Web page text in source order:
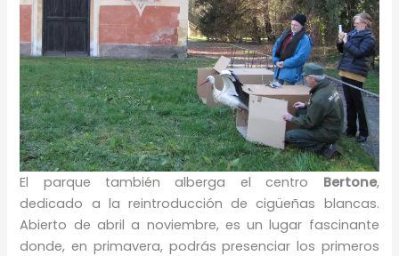
El parque también alberga el centro Bertone,
dedicado a la reintroducción de cigüeñas blancas.
Abierto de abril a noviembre, es un lugar fascinante
donde, en primavera, podrás presenciar los primeros